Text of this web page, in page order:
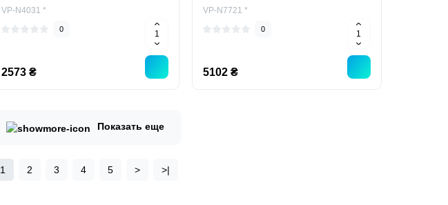
VP-N4031 *
0
2573 ₴
VP-N7721 *
0
5102 ₴
Показать еще
1 2 3 4 5 > >|